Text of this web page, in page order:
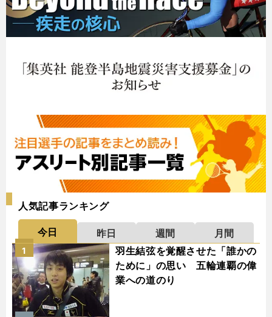
人気記事ランキング
今日 昨日 週間
月間
羽生結弦を覚醒させた「誰かの
ために」の思い 五輪連覇の偉
業への道のり
1